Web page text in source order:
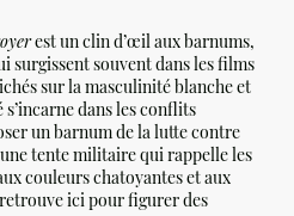
est un clin d’œil aux barnums,
surgissent souvent dans les films
sur la masculinité blanche et
dans les conflits
un barnum de la lutte contre
tente militaire qui rappelle les
couleurs chatoyantes et aux
ici pour figurer des